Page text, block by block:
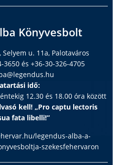
Könyvesbolt
u. 11a, Palotaváros
3650 és +36-30-326-4705
idő:
12.30 és 18.00 óra között
kell! „Pro captu lectoris
fata libelli!”
legendus-alba-a-
szekesfehervaron